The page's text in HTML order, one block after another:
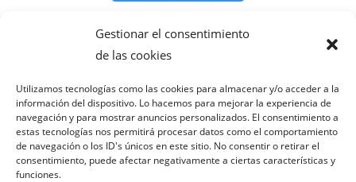
Gestionar el consentimiento
de las cookies
Utilizamos tecnologías como las cookies para almacenar y/o acceder a la
información del dispositivo. Lo hacemos para mejorar la experiencia de
navegación y para mostrar anuncios personalizados. El consentimiento a
estas tecnologías nos permitirá procesar datos como el comportamiento
de navegación o los ID's únicos en este sitio. No consentir o retirar el
consentimiento, puede afectar negativamente a ciertas características y
funciones.
Preguntas frecuentes
¿Necesito un sitio web previo?
¿Cómo medís el éxito de la campaña?
¿Se puede combinar con publicidad local?
¿Qué tipo de negocios en Arona funcionan mejor con SEO
local?